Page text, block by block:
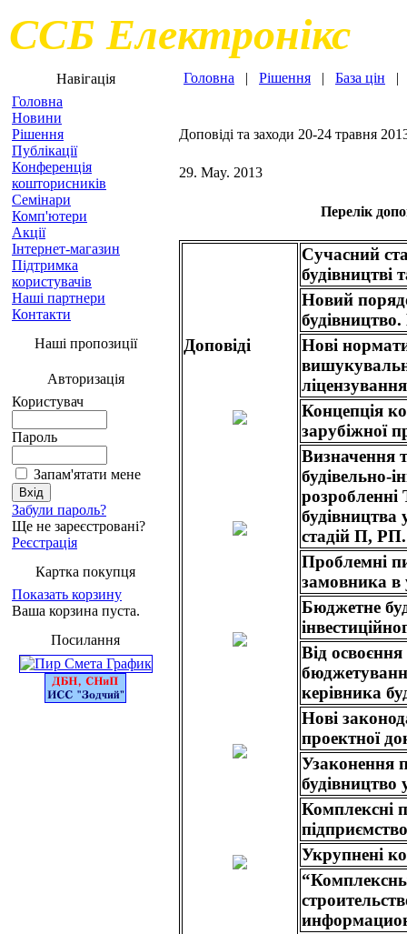
ССБ Електронікс
Навігація
Головна
Новини
Рішення
Публікації
Конференція
кошторисників
Семінари
Комп'ютери
Акції
Інтернет-магазин
Підтримка
користувачів
Наші партнери
Контакти
Наші пропозиції
Авторизація
Користувач
Пароль
Запам'ятати мене
Забули пароль?
Ще не зареєстровані?
Реєстрація
Картка покупця
Показать корзину
Ваша корзина пуста.
Посилання
Головна | Рішення | База цін
Доповіді та заходи 20-24 травня
29. May. 2013
Перелік
Доповіді
Сучасний
будівництві
Новий
Нові
Концепція
зарубіжної
Визначення
будівельно-
будівництва
стадій П,
Проблемні
замовника в
Бюджетне
Від
керівника
Нові
проектної
Узаконення
будівництво
Комплексні
Укрупнені